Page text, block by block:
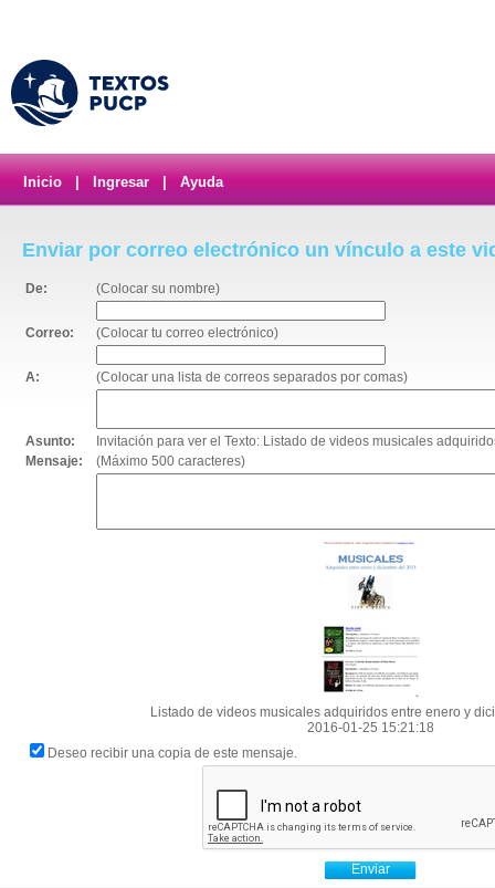
Inicio Ingresar Ayuda
Enviar por correo electrónico un vínculo a este
De: (Colocar su nombre)
Correo: (Colocar tu correo electrónico)
A: (Colocar una lista de correos separados por comas)
Asunto:
Invitación para ver el Texto: Listado de videos musicales
Mensaje:
(Máximo 500 caracteres)
Listado de videos musicales adquiridos entre enero y
2016-01-25 15:21:18
Deseo recibir una copia de este mensaje.